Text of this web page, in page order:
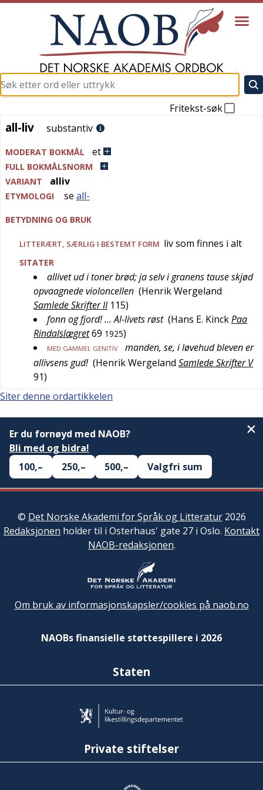
Fritekst-søk
all-liv
all-liv substantiv
MODERAT BOKMÅL et
FULL BOKMÅLSNORM
VARIANT
alliv
ETYMOLOGI se all-
BETYDNING OG BRUK
LITTERÆRT, SÆRLIG I BESTEMT FORM liv som finnes i alt
SITATER
allivet ud i toner brød; ja selv i granens tause skjød
opvaagnede violoncellen (Henrik Wergeland
Samlede Skrifter II 115)
fonn og fjord! … Al-livets røst (Hans E. KinckPaa
Rindalslægret69 1925)
MED GAMMEL GENITIV
manden, se, i løvehud bleven er
allivsens gud! (Henrik Wergeland Samlede Skrifter V
91)
Siter denne ordartikkelen
Er du fornøyd med NAOB?
Bli med og bidra!
100,–
250,– 500,– Valgfri sum
© Det Norske Akademi for Språk og Litteratur2026
Redaksjonen holder til i Osterhaus' gate 27 i Oslo. Kontakt
NAOB-redaksjonen.
Om bruk av informasjonskapsler/cookies på naob.no
NAOBs finansielle støttespillere i 2026
Staten
Private stiftelser